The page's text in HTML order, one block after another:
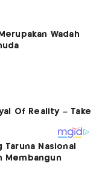
Wadah
Taruna Nasional
Membangun